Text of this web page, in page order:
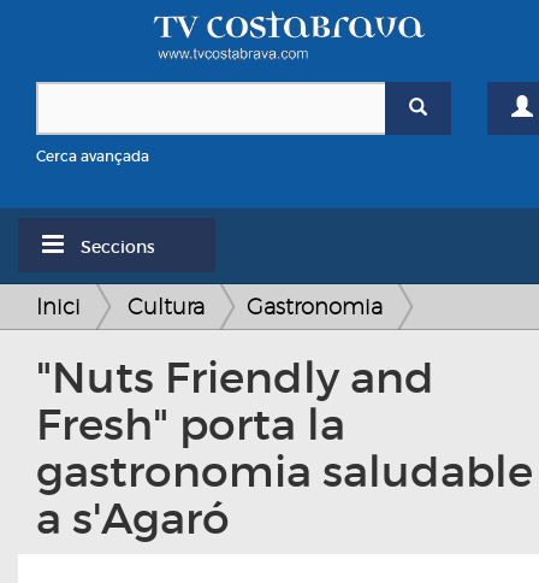
Cerca avançada
Seccions
Inici Cultura Gastronomia
"Nuts Friendly and
Fresh" porta la
gastronomia saludable
a s'Agaró